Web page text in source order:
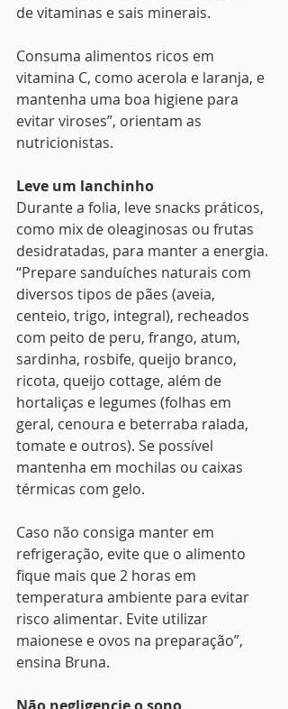
de vitaminas e sais minerais.
Consuma alimentos ricos em
vitamina C, como acerola e laranja, e
mantenha uma boa higiene para
evitar viroses”, orientam as
nutricionistas.
Leve um lanchinho
Durante a folia, leve snacks práticos,
como mix de oleaginosas ou frutas
desidratadas, para manter a energia.
“Prepare sanduíches naturais com
diversos tipos de pães (aveia,
centeio, trigo, integral), recheados
com peito de peru, frango, atum,
sardinha, rosbife, queijo branco,
ricota, queijo cottage, além de
hortaliças e legumes (folhas em
geral, cenoura e beterraba ralada,
tomate e outros). Se possível
mantenha em mochilas ou caixas
térmicas com gelo.
Caso não consiga manter em
refrigeração, evite que o alimento
fique mais que 2 horas em
temperatura ambiente para evitar
risco alimentar. Evite utilizar
maionese e ovos na preparação”,
ensina Bruna.